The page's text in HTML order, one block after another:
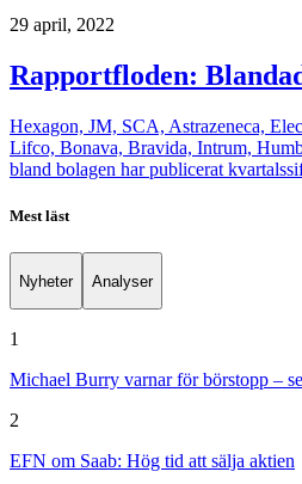
29 april, 2022
Rapportfloden:
Hexagon, JM, SCA, Astrazeneca,
Lifco, Bonava, Bravida, Intrum,
bland bolagen har publicerat
Mest läst
Nyheter Analyser
1
Michael Burry varnar för börstopp –
2
EFN om Saab: Hög tid att sälja aktien